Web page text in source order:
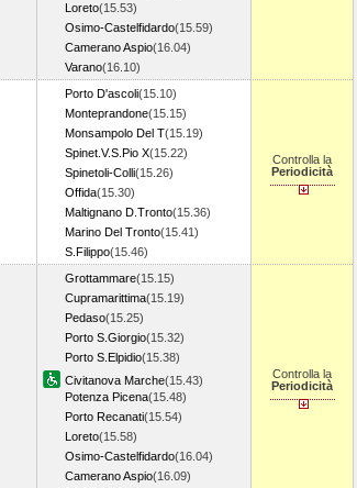
Loreto(15.53)
Osimo-Castelfidardo(15.59)
Camerano Aspio(16.04)
Varano(16.10)
Porto D'ascoli(15.10)
Monteprandone(15.15)
Monsampolo Del T(15.19)
Spinet.V.S.Pio X(15.22)
Spinetoli-Colli(15.26)
Offida(15.30)
Maltignano D.Tronto(15.36)
Marino Del Tronto(15.41)
S.Filippo(15.46)
Controlla la
Periodicità
Grottammare(15.15)
Cupramarittima(15.19)
Pedaso(15.25)
Porto S.Giorgio(15.32)
Porto S.Elpidio(15.38)
Civitanova Marche(15.43)
Potenza Picena(15.48)
Porto Recanati(15.54)
Loreto(15.58)
Osimo-Castelfidardo(16.04)
Camerano Aspio(16.09)
Controlla la
Periodicità